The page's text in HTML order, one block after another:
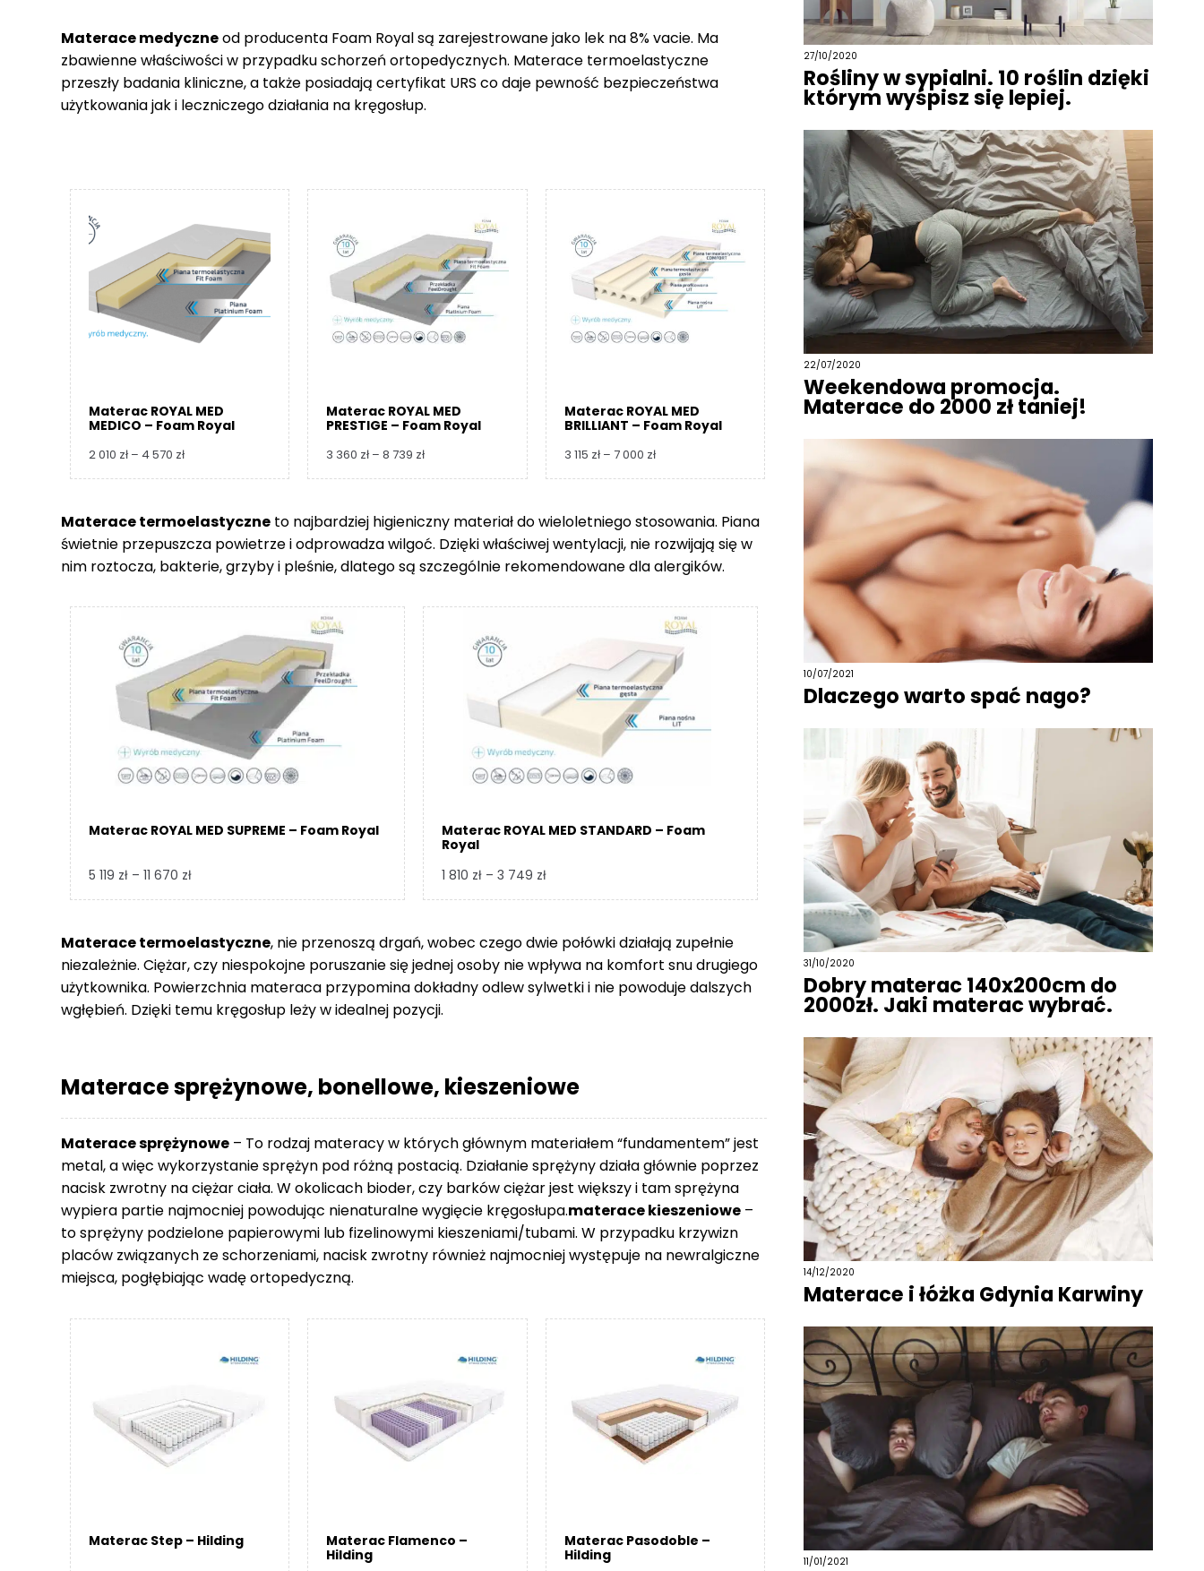
219 zł
do
5
279 zł
229 zł
do
2
030 zł
do
8
Materace medyczneod producenta Foam Royal są zarejestrowane jako lek na 8% vacie. Ma
zbawienne właściwości w przypadku schorzeń ortopedycznych. Materace termoelastyczne
przeszły badania kliniczne, a także posiadają certyfikat URS co daje pewność bezpieczeństwa
użytkowania jak i leczniczego działania na kręgosłup.
Materac ROYAL MED
MEDICO – Foam Royal
2 010 zł – 4 570 złZakres
010 zł
do
4
Materac ROYAL MED
PRESTIGE – Foam Royal
3 360 zł – 8 739 złZakres
360 zł
do
8
Materac ROYAL MED
BRILLIANT – Foam Royal
3 115 zł – 7 000 złZakres
115 zł
do
7
000 zł
Materace termoelastyczneto najbardziej higieniczny materiał do wieloletniego stosowania. Piana
świetnie przepuszcza powietrze i odprowadza wilgoć. Dzięki właściwej wentylacji, nie rozwijają się w
nim roztocza, bakterie, grzyby i pleśnie, dlatego są szczególnie rekomendowane dla alergików.
Materac ROYAL MED SUPREME – Foam Royal
5 119 zł – 11 670 złZakres
5
119 zł
do
11
670 zł
Materac ROYAL MED STANDARD – Foam
Royal
1 810 zł – 3 749 złZakres
1
810 zł
do
3
Materace termoelastyczne, nie przenoszą drgań, wobec czego dwie połówki działają zupełnie
niezależnie. Ciężar, czy niespokojne poruszanie się jednej osoby nie wpływa na komfort snu drugiego
użytkownika. Powierzchnia materaca przypomina dokładny odlew sylwetki i nie powoduje dalszych
wgłębień. Dzięki temu kręgosłup leży w idealnej pozycji.
Materace sprężynowe, bonellowe, kieszeniowe
Materace sprężynowe– To rodzaj materacy w których głównym materiałem “fundamentem” jest
metal, a więc wykorzystanie sprężyn pod różną postacią. Działanie sprężyny działa głównie poprzez
nacisk zwrotny na ciężar ciała. W okolicach bioder, czy barków ciężar jest większy i tam sprężyna
wypiera partie najmocniej powodując nienaturalne wygięcie kręgosłupa.materace kieszeniowe–
to sprężyny podzielone papierowymi lub fizelinowymi kieszeniami/tubami. W przypadku krzywizn
placów związanych ze schorzeniami, nacisk zwrotny również najmocniej występuje na newralgiczne
miejsca, pogłębiając wadę ortopedyczną.
Materac Step – Hilding
Materac Flamenco –
Hilding
Materac Pasodoble –
Hilding
27/10/2020
Rośliny w sypialni. 10 roślin dzięki
którym wyśpisz się lepiej.
22/07/2020
Weekendowa promocja.
Materace do 2000 zł taniej!
10/07/2021
Dlaczego warto spać nago?
31/10/2020
Dobry materac 140x200cm do
2000zł. Jaki materac wybrać.
14/12/2020
Materace i łóżka Gdynia Karwiny
11/01/2021